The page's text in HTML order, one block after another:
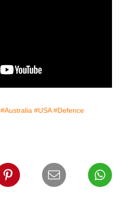
#Australia #USA #Defence